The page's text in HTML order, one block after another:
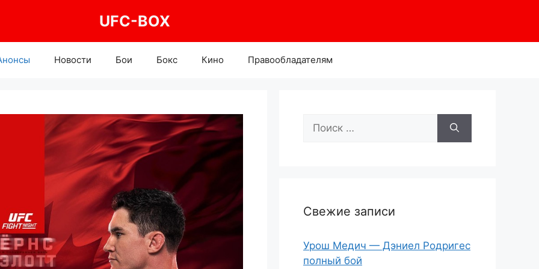
UFC-BOX
Новости Бои Бокс Кино Правообладателям
Поиск:
Свежие записи
Урош Медич — Дэниел Родригес
полный бой